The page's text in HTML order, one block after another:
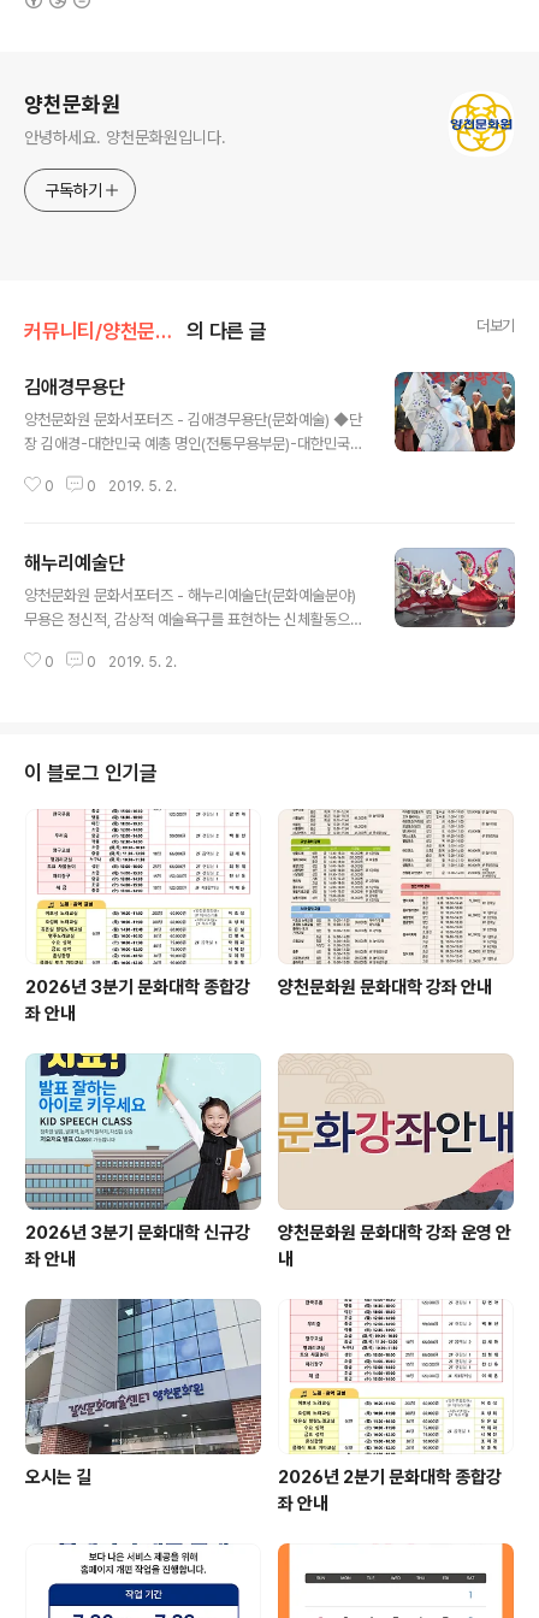
양천문화원
안녕하세요. 양천문화원입니다.
구독하기
커뮤니티/양천문화원 서포터즈 의 다른 글 더보기
김애경무용단
양천문화원 문화서포터즈 - 김애경무용단(문화예술) ◆단
장 김애경-대한민국 예총 명인(전통무용부문)-대한민국
대학 체력과학노화연구소 개발 우리춤체조 지도자-덕성여
문 대상 수상 ◆ 김애경무용단 약력-1999 김애경무용단
창단-국제문화교류 8회 진행(2018년 현재)-송도 영락원,
김포 향유의 집 등 재능봉사(10년 이상)-생명나눔문화재
원공연-홍성교도소, 영등포구치소 재소자 위문공연-사할
0 0 2019. 5. 2.
해누리예술단
양천문화원 문화서포터즈 - 해누리예술단(문화예술분야)
무용은 정신적, 감상적 예술욕구를 표현하는 신체활동으로
여주는 중요한 표현방법이다. 해누리예술단은 청소년의 성
문화예술 발전에 기여함을 목적으로한다. ◆ 단 장 : 최경
란 -이화여자대학교 무용과 졸업 -이화여자대학교 대학원
졸업 -한양대학교 교육대학원 체육교육과 졸업 -현)신라대
학교 창조공연예술학부 무용학과 초빙교수 서울여대, 성신
여대 출강 덕원예고 지도강사 -무형문화재 제40호 학연화
대합설무 이수자 ◆ 무용단 연혁 -2015. 4 해누..
0 0 2019. 5. 2.
이 블로그 인기글
2026년 3분기 문화대학 종합강
좌 안내
양천문화원 문화대학 강좌 안내
2026년 3분기 문화대학 신규강
좌 안내
양천문화원 문화대학 강좌 운영 안
내
오시는 길
2026년 2분기 문화대학 종합강
좌 안내